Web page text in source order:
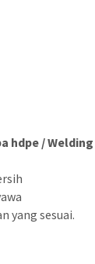
hdpe /Welding
yang sesuai.